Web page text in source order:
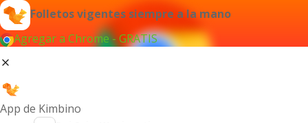
Folletos vigentes siempre a la mano
Agregar a Chrome - GRATIS
App de Kimbino